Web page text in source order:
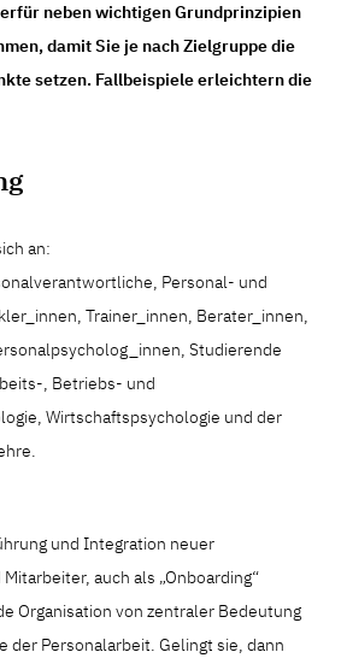
neben wichtigen Grundprinzipien
damit Sie je nach Zielgruppe die
setzen. Fallbeispiele erleichtern die
an:
Personal- und
Trainer_innen, Berater_innen,
Studierende
, Betriebs- und
Wirtschaftspsychologie und der
und Integration neuer
auch als „Onboarding“
Organisation von zentraler Bedeutung
der Personalarbeit. Gelingt sie, dann